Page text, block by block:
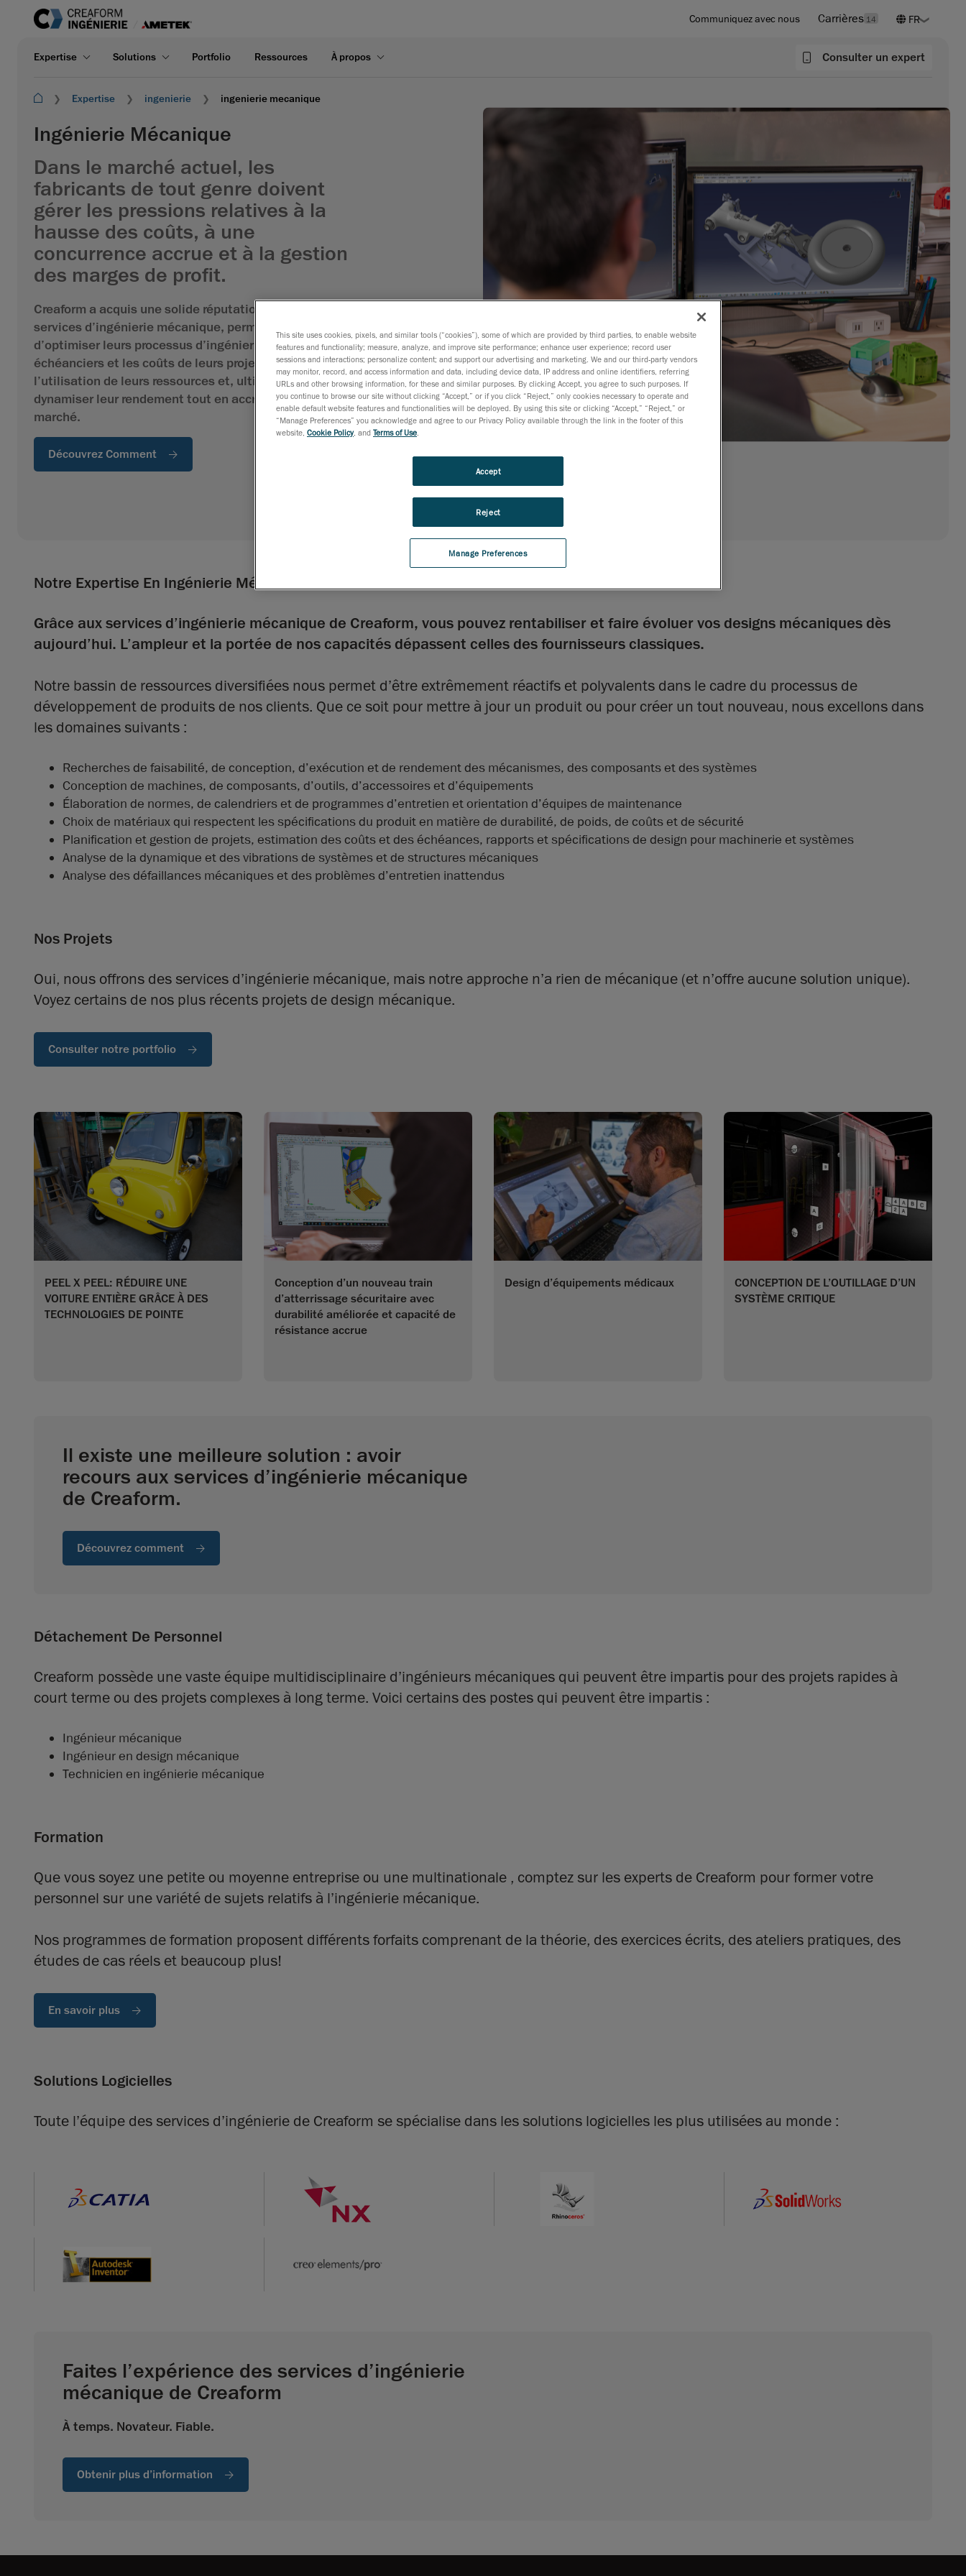
Communiquez avec nous Carrières 14
Expertise Solutions Portfolio Ressources À propos Consulter un expert
Expertise ingenierie ingenierie mecanique
Ingénierie Mécanique
Dans le marché actuel, les
fabricants de tout genre doivent
gérer les pressions relatives à la
hausse des coûts, à une
concurrence accrue et à la gestion
des marges de profit.
Creaform a acquis une solide réputation grâce à ses
services d’ingénierie mécanique, permettant aux clients
d’optimiser leurs processus d’ingénierie, de réduire les
échéanciers et les coûts de leurs projets, d’améliorer
l’utilisation de leurs ressources et, ultimement, de
dynamiser leur rendement tout en accroissant leur part de
marché.
Découvrez Comment
Notre Expertise En Ingénierie Mécanique
Grâce aux services d’ingénierie mécanique de Creaform, vous pouvez rentabiliser et faire évoluer vos designs mécaniques dès
aujourd’hui. L’ampleur et la portée de nos capacités dépassent celles des fournisseurs classiques.
Notre bassin de ressources diversifiées nous permet d’être extrêmement réactifs et polyvalents dans le cadre du processus de
développement de produits de nos clients. Que ce soit pour mettre à jour un produit ou pour créer un tout nouveau, nous excellons dans
les domaines suivants :
Recherches de faisabilité, de conception, d’exécution et de rendement des mécanismes, des composants et des systèmes
Conception de machines, de composants, d’outils, d’accessoires et d’équipements
Élaboration de normes, de calendriers et de programmes d’entretien et orientation d’équipes de maintenance
Choix de matériaux qui respectent les spécifications du produit en matière de durabilité, de poids, de coûts et de sécurité
Planification et gestion de projets, estimation des coûts et des échéances, rapports et spécifications de design pour machinerie et systèmes
Analyse de la dynamique et des vibrations de systèmes et de structures mécaniques
Analyse des défaillances mécaniques et des problèmes d’entretien inattendus
Nos Projets
Oui, nous offrons des services d’ingénierie mécanique, mais notre approche n’a rien de mécanique (et n’offre aucune solution unique).
Voyez certains de nos plus récents projets de design mécanique.
Consulter notre portfolio
PEEL X PEEL: RÉDUIRE UNE
VOITURE ENTIÈRE GRÂCE À DES
TECHNOLOGIES DE POINTE
Conception d’un nouveau train
d’atterrissage sécuritaire avec
durabilité améliorée et capacité de
résistance accrue
Design d’équipements médicaux
CONCEPTION DE L’OUTILLAGE D’UN
SYSTÈME CRITIQUE
Il existe une meilleure solution : avoir
recours aux services d’ingénierie mécanique
de Creaform.
Découvrez comment
Détachement De Personnel
Creaform possède une vaste équipe multidisciplinaire d’ingénieurs mécaniques qui peuvent être impartis pour des projets rapides à
court terme ou des projets complexes à long terme. Voici certains des postes qui peuvent être impartis :
Ingénieur mécanique
Ingénieur en design mécanique
Technicien en ingénierie mécanique
Formation
Que vous soyez une petite ou moyenne entreprise ou une multinationale , comptez sur les experts de Creaform pour former votre
personnel sur une variété de sujets relatifs à l’ingénierie mécanique.
Nos programmes de formation proposent différents forfaits comprenant de la théorie, des exercices écrits, des ateliers pratiques, des
études de cas réels et beaucoup plus!
En savoir plus
Solutions Logicielles
Toute l’équipe des services d’ingénierie de Creaform se spécialise dans les solutions logicielles les plus utilisées au monde :
Faites l’expérience des services d’ingénierie
mécanique de Creaform
À temps. Novateur. Fiable.
Obtenir plus d’information
This site uses cookies, pixels, and similar tools (“cookies”), some of which are provided by third parties, to enable website
features and functionality; measure, analyze, and improve site performance; enhance user experience; record user
sessions and interactions; personalize content; and support our advertising and marketing. We and our third-party vendors
may monitor, record, and access information and data, including device data, IP address and online identifiers, referring
URLs and other browsing information, for these and similar purposes. By clicking Accept, you agree to such purposes. If
you continue to browse our site without clicking “Accept,” or if you click “Reject,” only cookies necessary to operate and
enable default website features and functionalities will be deployed. By using this site or clicking “Accept,” “Reject,” or
“Manage Preferences” you acknowledge and agree to our Privacy Policy available through the link in the footer of this
website, Cookie Policy, and Terms of Use
Manage Preferences
Reject
Accept